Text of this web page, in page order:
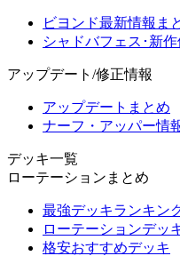
ビヨンド最新情報ま
シャドバフェス･新
アップデート/修正情報
アップデートまとめ
ナーフ・アッパー情
デッキ一覧
ローテーションまとめ
最強デッキランキン
ローテーションデッ
格安おすすめデッキ